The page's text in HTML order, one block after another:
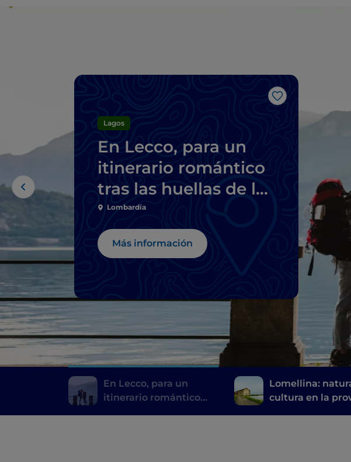
Me gusta
Lagos
En Lecco, para un
itinerario romántico
tras las huellas de los
Novios
Lombardía
Más información
En Lecco, para un
itinerario romántico
Lomellina:
cultura en la